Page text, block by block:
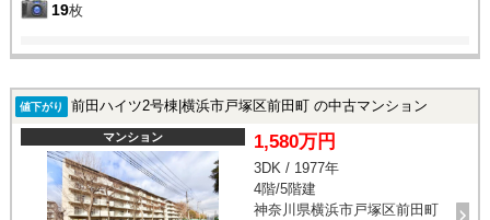
19枚
値下がり 前田ハイツ2号棟|横浜市戸塚区前田町 の中古マンション
マンション 1,580万円
3DK / 1977年
4階/5階建
神奈川県横浜市戸塚区前田町